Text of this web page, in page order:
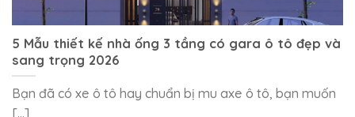
5 Mẫu thiết kế nhà ống 3 tầng có gara ô tô đẹp và
sang trọng 2026
Bạn đã có xe ô tô hay chuẩn bị mu axe ô tô, bạn muốn
[...]